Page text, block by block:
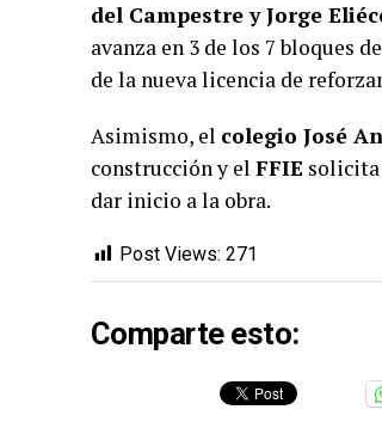
del Campestre y Jorge
avanza en 3 de los 7 bloques
de la nueva licencia de
Asimismo, el colegio José
construcción y el FFIE solicita
dar inicio a la obra.
Post Views: 271
Comparte esto: